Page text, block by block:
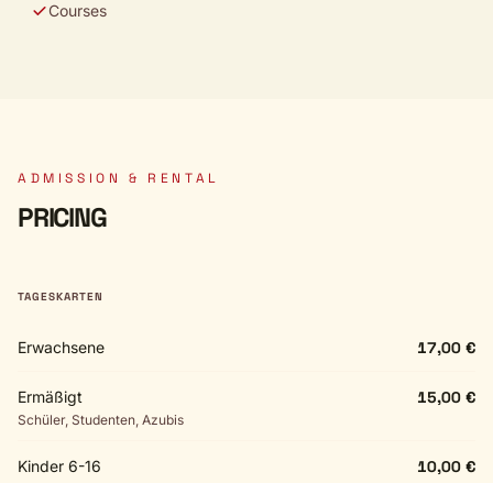
Courses
ADMISSION & RENTAL
PRICING
TAGESKARTEN
Erwachsene 17,00 €
Ermäßigt
Schüler, Studenten, Azubis
15,00 €
Kinder 6-16 10,00 €